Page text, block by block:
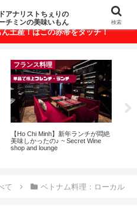
の美味いもんが満載！
土産！はこの赤帯をタッチ！
フランス料理
【Ho Chi Minh】新年ランチが悶絶
美味しかったの♪ ~ Secret Wine
shop and lounge
て ベトナム料理：ローカル
アナリストちぇりの
チミンの美味いもん
検索